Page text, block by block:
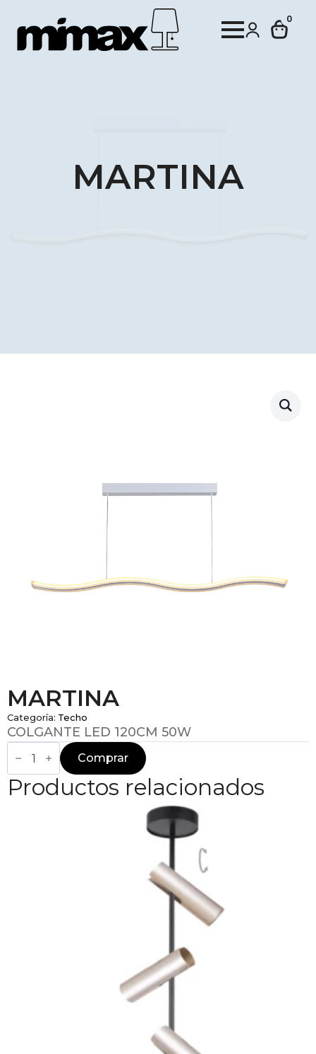
0
MARTINA
MARTINA
Categoría: Techo
COLGANTE LED 120CM 50W
MARTINA
cantidad
Comprar
Productos relacionados